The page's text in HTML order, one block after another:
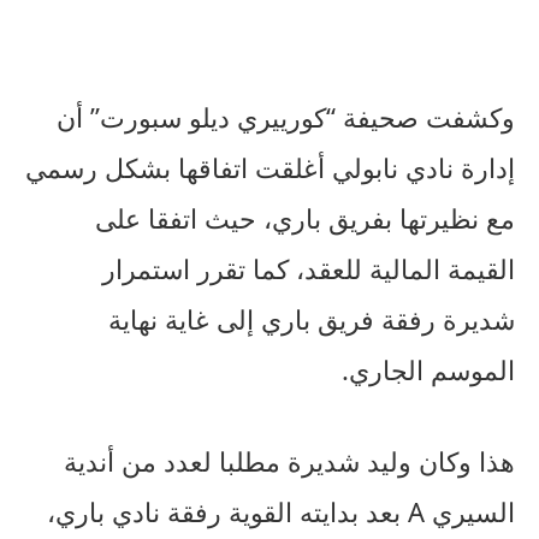
وكشفت صحيفة “كورييري ديلو سبورت” أن
إدارة نادي نابولي أغلقت اتفاقها بشكل رسمي
مع نظيرتها بفريق باري، حيث اتفقا على
القيمة المالية للعقد، كما تقرر استمرار
شديرة رفقة فريق باري إلى غاية نهاية
الموسم الجاري.
هذا وكان وليد شديرة مطلبا لعدد من أندية
السيري A بعد بدايته القوية رفقة نادي باري،